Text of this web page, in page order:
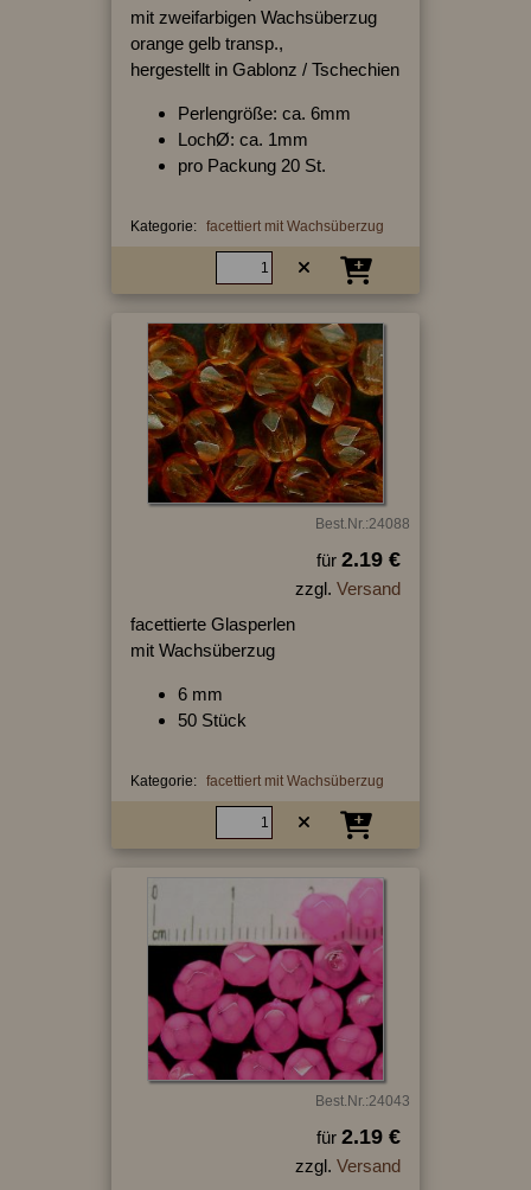
mit zweifarbigen Wachsüberzug
orange gelb transp.,
hergestellt in Gablonz / Tschechien
Perlengröße: ca. 6mm
LochØ: ca. 1mm
pro Packung 20 St.
Kategorie: facettiert mit Wachsüberzug
Best.Nr.:24088
für 2.19 €
zzgl. Versand
facettierte Glasperlen
mit Wachsüberzug
6 mm
50 Stück
Kategorie: facettiert mit Wachsüberzug
Best.Nr.:24043
für 2.19 €
zzgl. Versand